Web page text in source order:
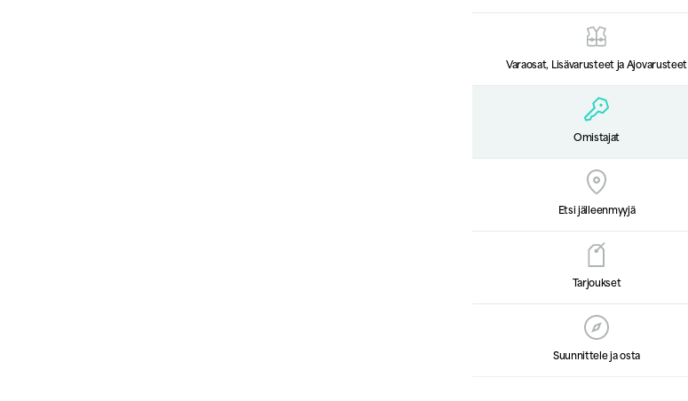
Varaosat, Lisävarusteet ja Ajovarusteet
Omistajat
Etsi jälleenmyyjä
Tarjoukset
Suunnittele ja osta